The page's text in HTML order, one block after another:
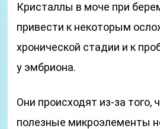
Кристаллы в моче при
привести к некоторым
хронической стадии и к
у эмбриона.
Они происходят из-за того,
полезные микроэлементы